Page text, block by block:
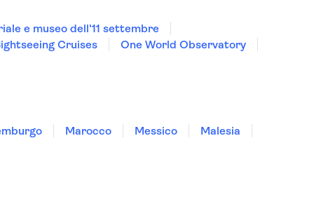
e museo dell'11 settembre
Cruises
One World Observatory
Marocco Messico
Malesia